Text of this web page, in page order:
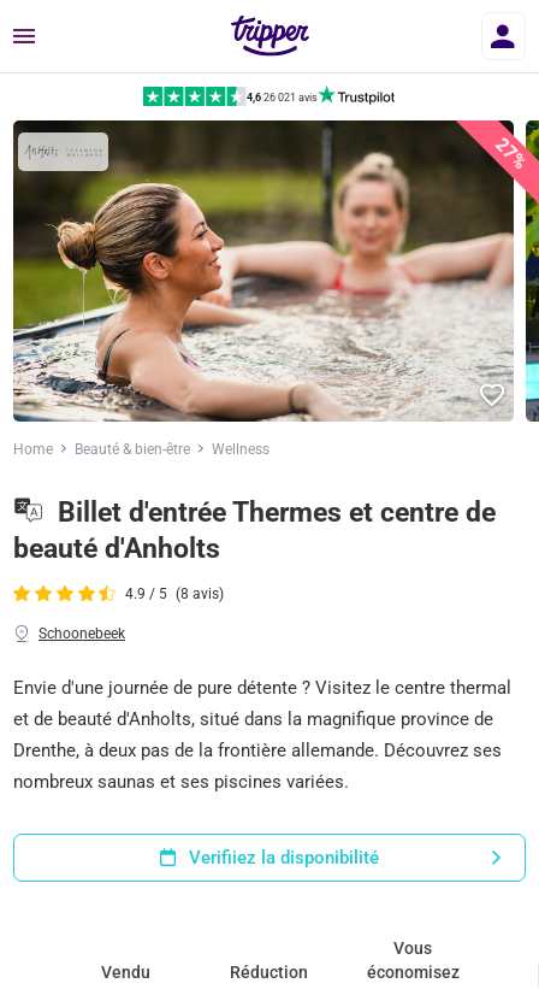
Menu
4,6|26 021 avis
27%
Home Beauté & bien-être Wellness
Billet d'entrée Thermes et centre de
beauté d'Anholts
4.9 / 5 (8 avis)
Schoonebeek
Envie d'une journée de pure détente ? Visitez le centre thermal
et de beauté d'Anholts, situé dans la magnifique province de
Drenthe, à deux pas de la frontière allemande. Découvrez ses
nombreux saunas et ses piscines variées.
Verifiiez la disponibilité
Vendu Réduction
Vous
économisez